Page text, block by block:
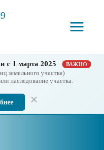
с 1 марта 2025 ВАЖНО
земельного участка)
наследование участка.